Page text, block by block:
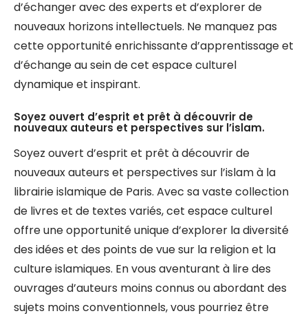
d’échanger avec des experts et d’explorer de
nouveaux horizons intellectuels. Ne manquez pas
cette opportunité enrichissante d’apprentissage et
d’échange au sein de cet espace culturel
dynamique et inspirant.
Soyez ouvert d’esprit et prêt à découvrir de
nouveaux auteurs et perspectives sur l’islam.
Soyez ouvert d’esprit et prêt à découvrir de
nouveaux auteurs et perspectives sur l’islam à la
librairie islamique de Paris. Avec sa vaste collection
de livres et de textes variés, cet espace culturel
offre une opportunité unique d’explorer la diversité
des idées et des points de vue sur la religion et la
culture islamiques. En vous aventurant à lire des
ouvrages d’auteurs moins connus ou abordant des
sujets moins conventionnels, vous pourriez être